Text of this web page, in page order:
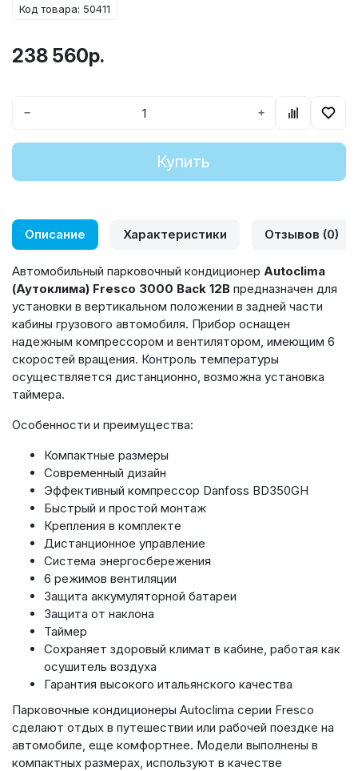
Код товара: 50411
238 560р.
− +
Купить
Описание Характеристики Отзывов (0)
Автомобильный парковочный кондиционер Autoclima
(Аутоклима) Fresco 3000 Back 12В предназначен для
установки в вертикальном положении в задней части
кабины грузового автомобиля. Прибор оснащен
надежным компрессором и вентилятором, имеющим 6
скоростей вращения. Контроль температуры
осуществляется дистанционно, возможна установка
таймера.
Особенности и преимущества:
Компактные размеры
Современный дизайн
Эффективный компрессор Danfoss BD350GH
Быстрый и простой монтаж
Крепления в комплекте
Дистанционное управление
Система энергосбережения
6 режимов вентиляции
Защита аккумуляторной батареи
Защита от наклона
Таймер
Сохраняет здоровый климат в кабине, работая как
осушитель воздуха
Гарантия высокого итальянского качества
Парковочные кондиционеры Autoclima серии Fresco
сделают отдых в путешествии или рабочей поездке на
автомобиле, еще комфортнее. Модели выполнены в
компактных размерах, используют в качестве